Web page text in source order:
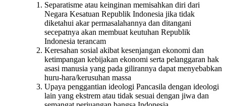
Separatisme atau keinginan memisahkan diri dari
Negara Kesatuan Republik Indonesia jika tidak
diketahui akar permasalahannya dan ditangani
secepatnya akan membuat keutuhan Republik
Indonesia terancam
Keresahan sosial akibat kesenjangan ekonomi dan
ketimpangan kebijakan ekonomi serta pelanggaran hak
asasi manusia yang pada gilirannya dapat menyebabkan
huru-hara/kerusuhan massa
Upaya penggantian ideologi Pancasila dengan ideologi
lain yang ekstrem atau tidak sesuai dengan jiwa dan